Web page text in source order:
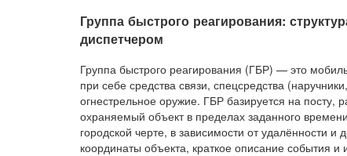
Группа быстрого реагирования:
диспетчером
Группа быстрого реагирования (ГБР) — это
при себе средства связи, спецсредства
огнестрельное оружие. ГБР базируется на
охраняемый объект в пределах заданного
городской черте, в зависимости от удалённости
координаты объекта, краткое описание события